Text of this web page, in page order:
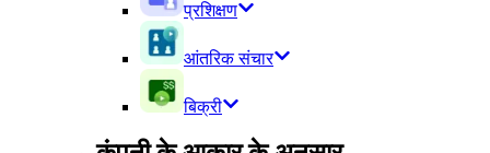
प्रशिक्षण
आंतरिक संचार
बिक्री